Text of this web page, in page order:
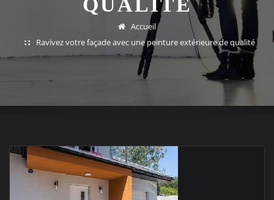
QUALITÉ
Accueil
Ravivez votre façade avec une peinture extérieure de qualité